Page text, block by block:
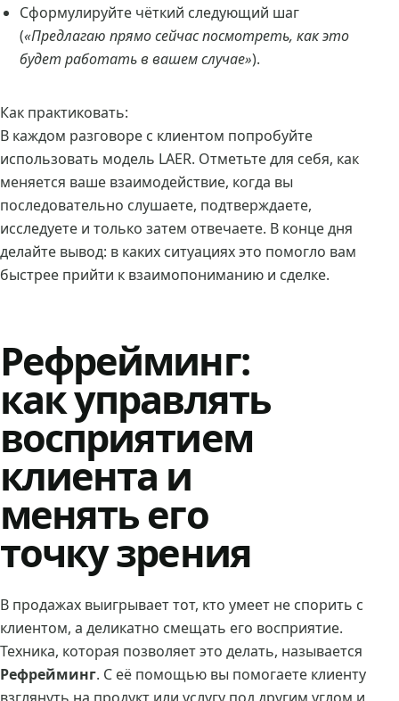
Сформулируйте чёткий следующий шаг
(«Предлагаю прямо сейчас посмотреть, как это
будет работать в вашем случае»).
Как практиковать:
В каждом разговоре с клиентом попробуйте
использовать модель LAER. Отметьте для себя, как
меняется ваше взаимодействие, когда вы
последовательно слушаете, подтверждаете,
исследуете и только затем отвечаете. В конце дня
делайте вывод: в каких ситуациях это помогло вам
быстрее прийти к взаимопониманию и сделке.
Рефрейминг:
как управлять
восприятием
клиента и
менять его
точку зрения
В продажах выигрывает тот, кто умеет не спорить с
клиентом, а деликатно смещать его восприятие.
Техника, которая позволяет это делать, называется
Рефрейминг. С её помощью вы помогаете клиенту